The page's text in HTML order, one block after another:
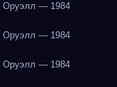
Оруэлл — 1984
Оруэлл — 1984
Оруэлл — 1984